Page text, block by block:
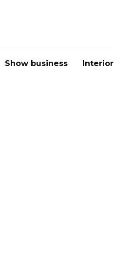
Show business Interior